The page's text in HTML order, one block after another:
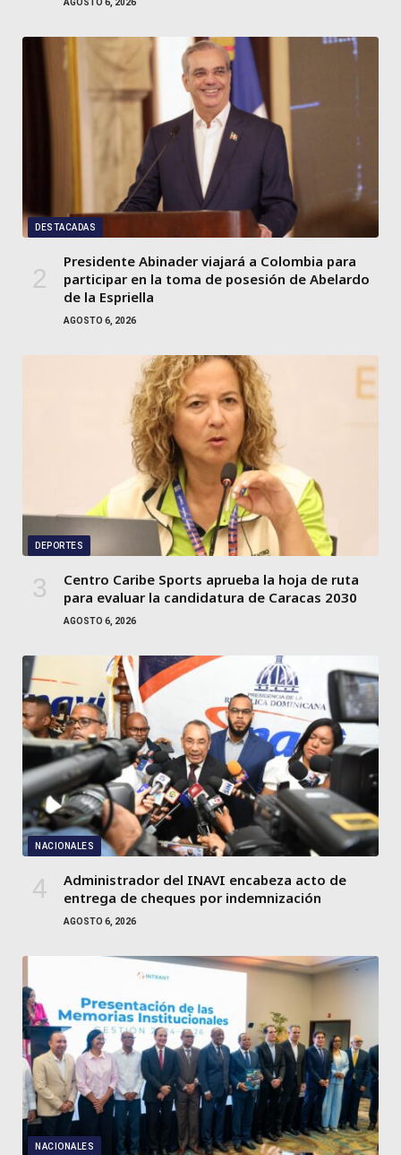
AGOSTO 6, 2026
DESTACADAS
Presidente Abinader viajará a Colombia para
participar en la toma de posesión de Abelardo
de la Espriella
AGOSTO 6, 2026
DEPORTES
Centro Caribe Sports aprueba la hoja de ruta
para evaluar la candidatura de Caracas 2030
AGOSTO 6, 2026
NACIONALES
Administrador del INAVI encabeza acto de
entrega de cheques por indemnización
AGOSTO 6, 2026
NACIONALES